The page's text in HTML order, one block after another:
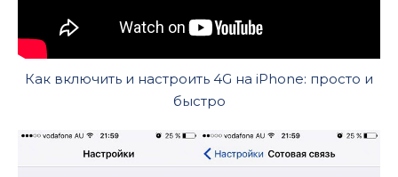
Как включить и настроить 4G на iPhone: просто и
быстро